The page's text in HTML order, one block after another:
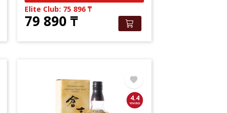
Elite Club: 75 896₸
79 890₸
4.4